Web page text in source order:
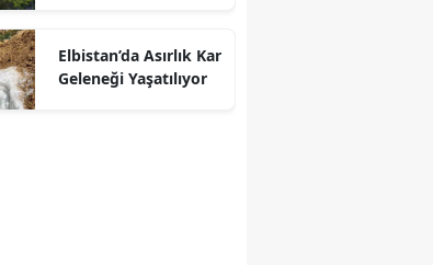
Elbistan’da Asırlık Kar
Geleneği Yaşatılıyor